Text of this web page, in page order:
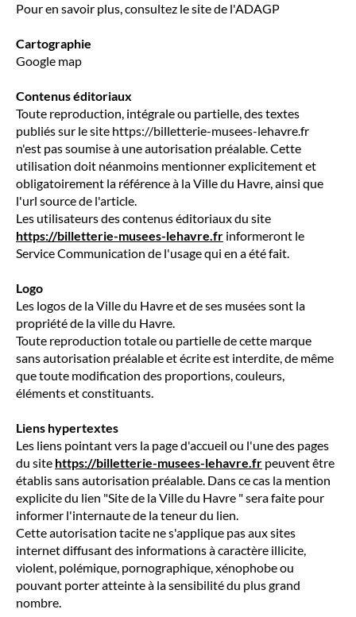
Pour en savoir plus, consultez le site de l'ADAGP
Cartographie
Google map
Contenus éditoriaux
Toute reproduction, intégrale ou partielle, des textes
publiés sur le site https://billetterie-musees-lehavre.fr
n'est pas soumise à une autorisation préalable. Cette
utilisation doit néanmoins mentionner explicitement et
obligatoirement la référence à la Ville du Havre, ainsi que
l'url source de l'article.
Les utilisateurs des contenus éditoriaux du site
https://billetterie-musees-lehavre.fr informeront le
Service Communication de l'usage qui en a été fait.
Logo
Les logos de la Ville du Havre et de ses musées sont la
propriété de la ville du Havre.
Toute reproduction totale ou partielle de cette marque
sans autorisation préalable et écrite est interdite, de même
que toute modification des proportions, couleurs,
éléments et constituants.
Liens hypertextes
Les liens pointant vers la page d'accueil ou l'une des pages
du site https://billetterie-musees-lehavre.fr peuvent être
établis sans autorisation préalable. Dans ce cas la mention
explicite du lien "Site de la Ville du Havre " sera faite pour
informer l'internaute de la teneur du lien.
Cette autorisation tacite ne s'applique pas aux sites
internet diffusant des informations à caractère illicite,
violent, polémique, pornographique, xénophobe ou
pouvant porter atteinte à la sensibilité du plus grand
nombre.